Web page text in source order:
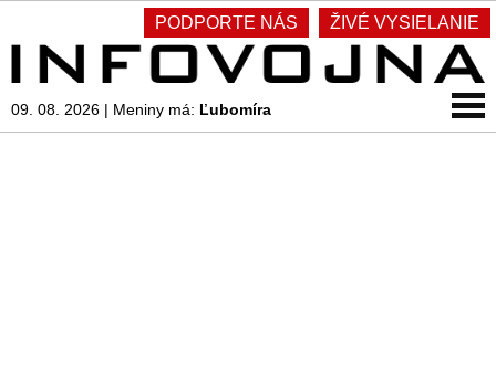
PODPORTE NÁS ŽIVÉ VYSIELANIE
09. 08. 2026 | Meniny má: Ľubomíra